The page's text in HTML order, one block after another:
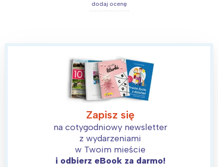
dodaj ocenę
Zapisz się
na cotygodniowy newsletter
z wydarzeniami
w Twoim mieście
i odbierz eBook za darmo!